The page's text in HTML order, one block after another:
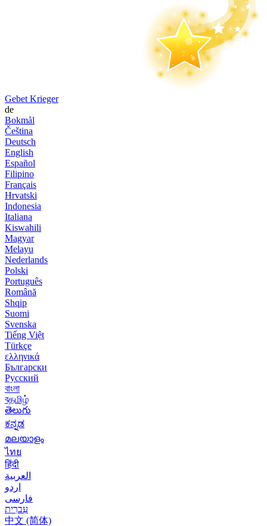
Gebet Krieger
de
Bokmål
Čeština
Deutsch
English
Español
Filipino
Français
Hrvatski
Indonesia
Italiana
Kiswahili
Magyar
Melayu
Nederlands
Polski
Português
Română
Shqip
Suomi
Svenska
Tiếng Việt
Türkçe
ελληνικά
Български
Русский
বাংলা
বதமிழ்
తెలుగు
ಕನ್ನಡ
മലയാളം
ไทย
हिंदी
العربية
اردو
فارسی
עִברִית
中文 (简体)